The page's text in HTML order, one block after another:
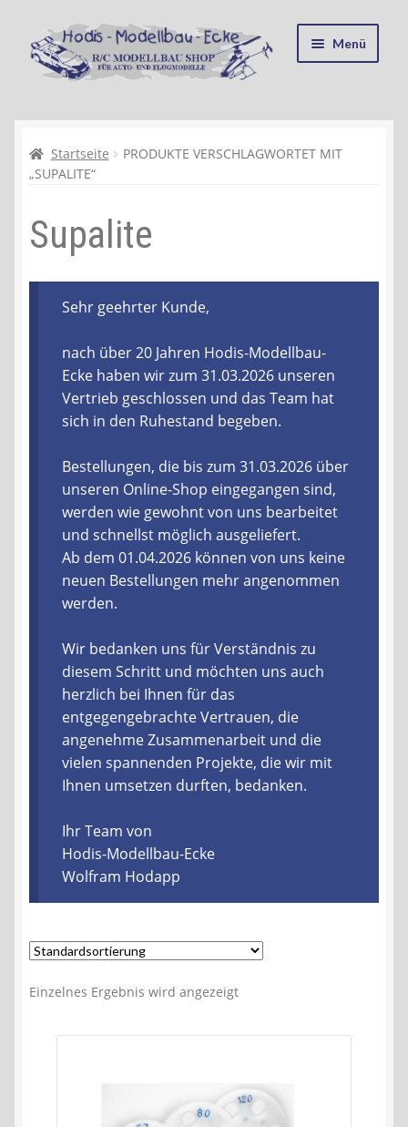
Zur
Navigation
springen
Zum
Inhalt
springen
Menü
Kasse
Recycling, Entsorgung und Umwelt
Shop
Warenkorb
Ablauf einer Bestellung
Zahlungsarten
Lieferzeit & Verfügbarkeit
Gutschein
Batterien- und Akku Verordnung
Elektro- und Elektronikgeräte Verordnung
Öle- und Schmierstoff Verordnung
Vereine & Foren
Kontakt
Startseite
PRODUKTE VERSCHLAGWORTET MIT
„SUPALITE“
Supalite
Sehr geehrter Kunde,
nach über 20 Jahren Hodis-Modellbau-
Ecke haben wir zum 31.03.2026 unseren
Vertrieb geschlossen und das Team hat
sich in den Ruhestand begeben.
Bestellungen, die bis zum 31.03.2026 über
unseren Online-Shop eingegangen sind,
werden wie gewohnt von uns bearbeitet
und schnellst möglich ausgeliefert.
Ab dem 01.04.2026 können von uns keine
neuen Bestellungen mehr angenommen
werden.
Wir bedanken uns für Verständnis zu
diesem Schritt und möchten uns auch
herzlich bei Ihnen für das
entgegengebrachte Vertrauen, die
angenehme Zusammenarbeit und die
vielen spannenden Projekte, die wir mit
Ihnen umsetzen durften, bedanken.
Ihr Team von
Hodis-Modellbau-Ecke
Wolfram Hodapp
Einzelnes Ergebnis wird angezeigt